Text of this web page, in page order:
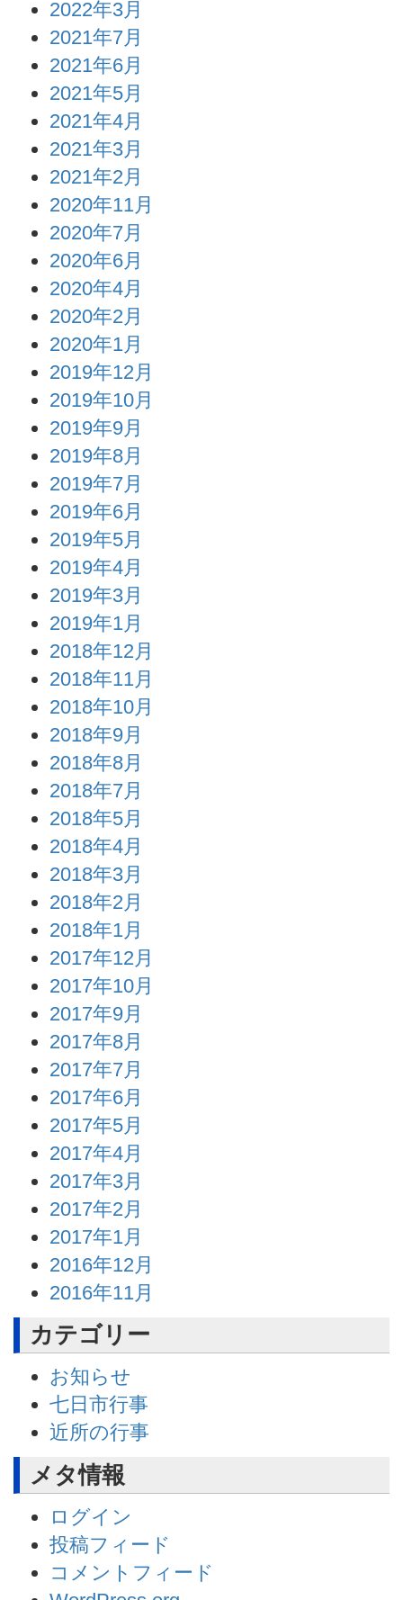
2022年3月
2021年7月
2021年6月
2021年5月
2021年4月
2021年3月
2021年2月
2020年11月
2020年7月
2020年6月
2020年4月
2020年2月
2020年1月
2019年12月
2019年10月
2019年9月
2019年8月
2019年7月
2019年6月
2019年5月
2019年4月
2019年3月
2019年1月
2018年12月
2018年11月
2018年10月
2018年9月
2018年8月
2018年7月
2018年5月
2018年4月
2018年3月
2018年2月
2018年1月
2017年12月
2017年10月
2017年9月
2017年8月
2017年7月
2017年6月
2017年5月
2017年4月
2017年3月
2017年2月
2017年1月
2016年12月
2016年11月
カテゴリー
お知らせ
七日市行事
近所の行事
メタ情報
ログイン
投稿フィード
コメントフィード